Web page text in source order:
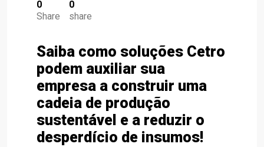
0
Share
0
share
Saiba como soluções Cetro
podem auxiliar sua
empresa a construir uma
cadeia de produção
sustentável e a reduzir o
desperdício de insumos!